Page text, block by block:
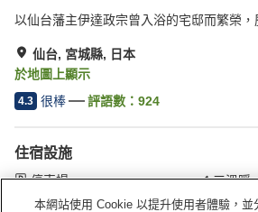
以仙台藩主伊達政宗曾入浴的宅邸而繁榮，
仙台, 宮城縣, 日本
於地圖上顯示
4.3 很棒 評語數： 924
住宿設施
停車場
三溫暖
Spa／美容沙龍
游泳池
本網站使用 Cookie 以提升使用者體驗，並